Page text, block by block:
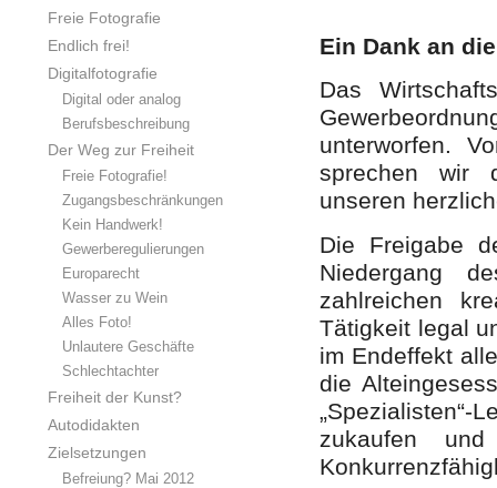
Ein Dank an
Das
unterworfen.
sprechen wir
unseren
Die Freigabe
Niedergang
zahlreichen
Tätigkeit legal
im Endeffekt
die
zukaufen
Freie Fotografie
Endlich frei!
Digitalfotografie
Digital oder analog
Berufsbeschreibung
Der Weg zur Freiheit
Freie Fotografie!
Zugangsbeschränkungen
Kein Handwerk!
Gewerberegulierungen
Europarecht
Wasser zu Wein
Alles Foto!
Unlautere Geschäfte
Schlechtachter
Freiheit der Kunst?
Autodidakten
Zielsetzungen
Befreiung? Mai 2012